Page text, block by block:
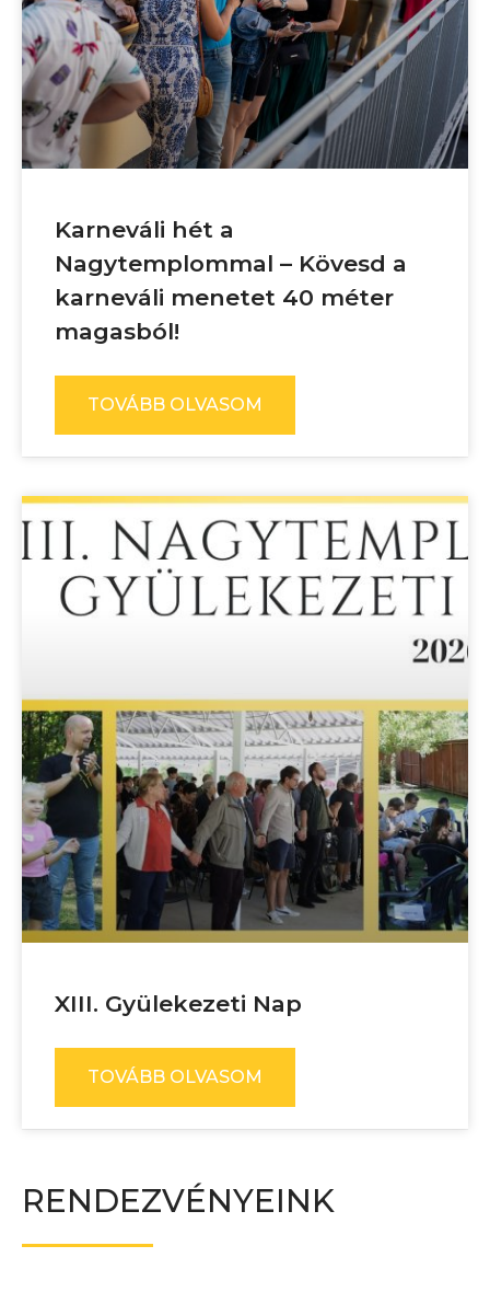
Karneváli hét a
Nagytemplommal – Kövesd a
karneváli menetet 40 méter
magasból!
TOVÁBB OLVASOM
XIII. Gyülekezeti Nap
TOVÁBB OLVASOM
RENDEZVÉNYEINK